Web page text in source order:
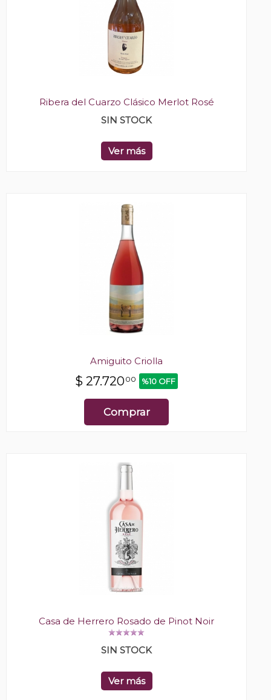
Ribera del Cuarzo Clásico Merlot Rosé
SIN STOCK
Ver más
Amiguito Criolla
$ 27.72000 %10 OFF
Comprar
Casa de Herrero Rosado de Pinot Noir
SIN STOCK
Ver más